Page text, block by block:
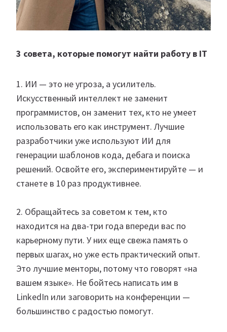
3 совета, которые помогут найти работу в IT
1. ИИ — это не угроза, а усилитель.
Искусственный интеллект не заменит
программистов, он заменит тех, кто не умеет
использовать его как инструмент. Лучшие
разработчики уже используют ИИ для
генерации шаблонов кода, дебага и поиска
решений. Освойте его, экспериментируйте — и
станете в 10 раз продуктивнее.
2. Обращайтесь за советом к тем, кто
находится на два-три года впереди вас по
карьерному пути. У них еще свежа память о
первых шагах, но уже есть практический опыт.
Это лучшие менторы, потому что говорят «на
вашем языке». Не бойтесь написать им в
LinkedIn или заговорить на конференции —
большинство с радостью помогут.